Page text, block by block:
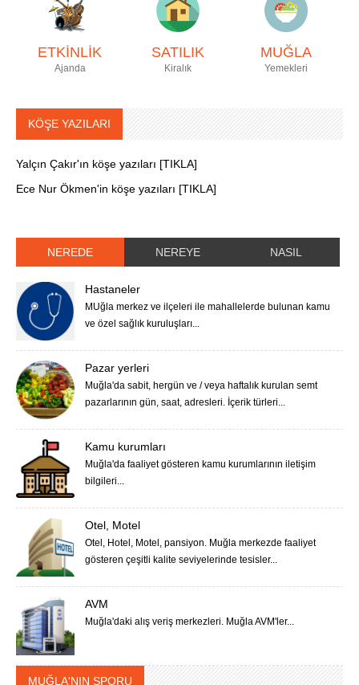
ETKİNLİK
Ajanda
SATILIK
Kiralık
MUĞLA
Yemekleri
KÖŞE YAZILARI
Yalçın Çakır'ın köşe yazıları [TIKLA]
Ece Nur Ökmen'in köşe yazıları [TIKLA]
NEREDE NEREYE NASIL
Hastaneler
MUğla merkez ve ilçeleri ile mahallelerde bulunan kamu
ve özel sağlık kuruluşları...
Pazar yerleri
Muğla'da sabit, hergün ve / veya haftalık kurulan semt
pazarlarının gün, saat, adresleri. İçerik türleri...
Kamu kurumları
Muğla'da faaliyet gösteren kamu kurumlarının iletişim
bilgileri...
Otel, Motel
Otel, Hotel, Motel, pansiyon. Muğla merkezde faaliyet
gösteren çeşitli kalite seviyelerinde tesisler...
AVM
Muğla'daki alış veriş merkezleri. Muğla AVM'ler...
MUĞLA'NIN SPORU